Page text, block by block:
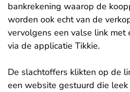
bankrekening waarop de
worden ook echt van de
vervolgens een valse link met
via de applicatie Tikkie.
De slachtoffers klikten op de
een website gestuurd die